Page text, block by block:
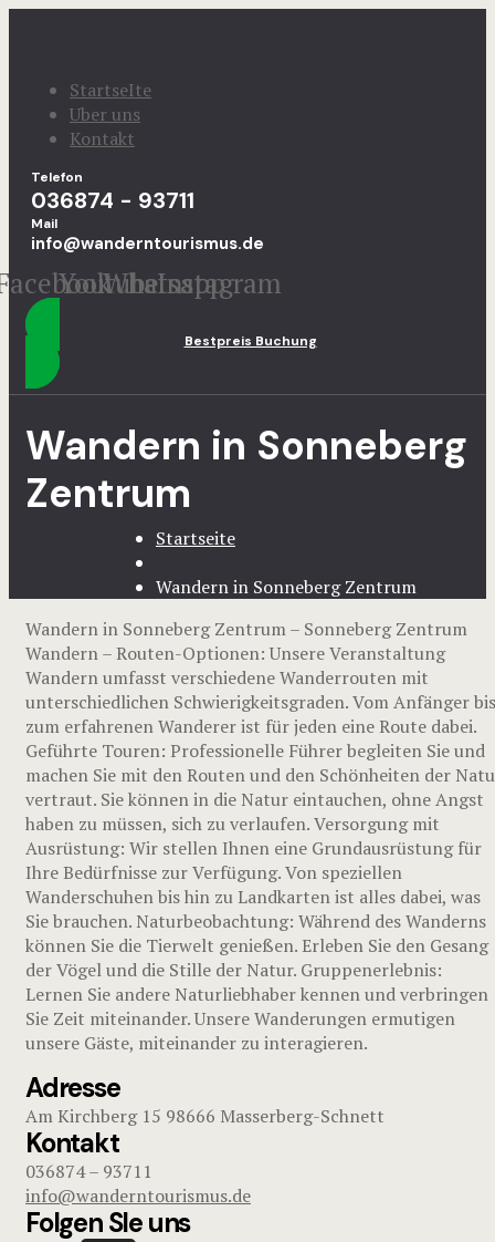
StartseIte
Uber uns
Kontakt
Telefon
036874 - 93711
Mail
info@wanderntourismus.de
Youtube
Whatsapp
Instagram
Bestpreis Buchung
Wandern in Sonneberg
Zentrum
Startseite
Wandern in Sonneberg Zentrum
Wandern in Sonneberg Zentrum – Sonneberg Zentrum
Wandern – Routen-Optionen: Unsere Veranstaltung
Wandern umfasst verschiedene Wanderrouten mit
unterschiedlichen Schwierigkeitsgraden. Vom Anfänger bis
zum erfahrenen Wanderer ist für jeden eine Route dabei.
Geführte Touren: Professionelle Führer begleiten Sie und
machen Sie mit den Routen und den Schönheiten der
vertraut. Sie können in die Natur eintauchen, ohne Angst
haben zu müssen, sich zu verlaufen. Versorgung mit
Ausrüstung: Wir stellen Ihnen eine Grundausrüstung für
Ihre Bedürfnisse zur Verfügung. Von speziellen
Wanderschuhen bis hin zu Landkarten ist alles dabei, was
Sie brauchen. Naturbeobachtung: Während des Wanderns
können Sie die Tierwelt genießen. Erleben Sie den Gesang
der Vögel und die Stille der Natur. Gruppenerlebnis:
Lernen Sie andere Naturliebhaber kennen und verbringen
Sie Zeit miteinander. Unsere Wanderungen ermutigen
unsere Gäste, miteinander zu interagieren.
Adresse
Am Kirchberg 15 98666 Masserberg-Schnett
Kontakt
036874 – 93711
info@wanderntourismus.de
Folgen SIe uns